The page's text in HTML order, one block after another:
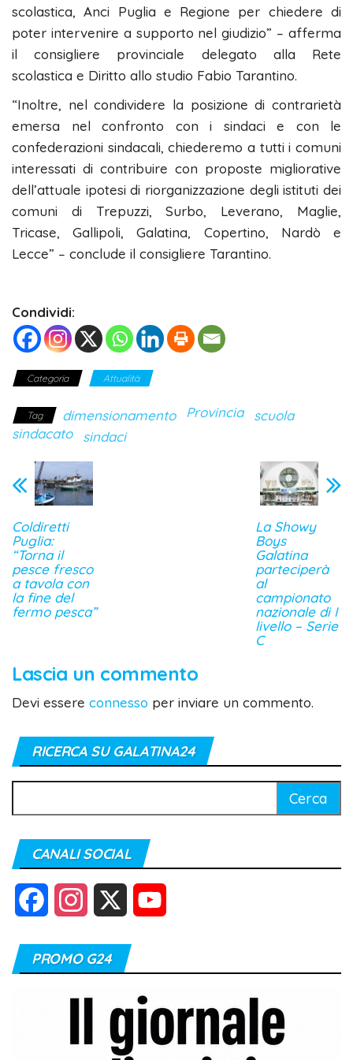
scolastica, Anci Puglia e Regione per chiedere di
poter intervenire a supporto nel giudizio” – afferma
il consigliere provinciale delegato alla Rete
scolastica e Diritto allo studio Fabio Tarantino.
“Inoltre, nel condividere la posizione di contrarietà
emersa nel confronto con i sindaci e con le
confederazioni sindacali, chiederemo a tutti i comuni
interessati di contribuire con proposte migliorative
dell’attuale ipotesi di riorganizzazione degli istituti dei
comuni di Trepuzzi, Surbo, Leverano, Maglie,
Tricase, Gallipoli, Galatina, Copertino, Nardò e
Lecce” – conclude il consigliere Tarantino.
Condividi:
Categoria Attualità
Tag dimensionamento Provincia
scuola
sindacato
sindaci
Coldiretti
Puglia:
“Torna il
pesce fresco
a tavola con
la fine del
fermo pesca”
La Showy
Boys
Galatina
parteciperà
al
campionato
nazionale di I
livello – Serie
C
Lascia un commento
Devi essere connesso per inviare un commento.
RICERCA SU GALATINA24
per:
CANALI SOCIAL
c s
t
u
PROMO G24